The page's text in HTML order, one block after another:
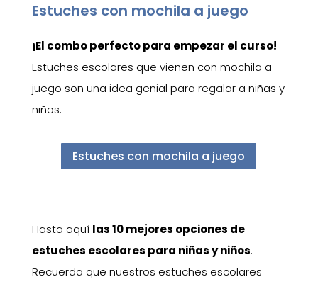
Estuches con mochila a juego
¡El combo perfecto para empezar el curso!
Estuches escolares que vienen con mochila a
juego son una idea genial para regalar a niñas y
niños.
Estuches con mochila a juego
Hasta aquí las 10 mejores opciones de
estuches escolares para niñas y niños.
Recuerda que nuestros estuches escolares